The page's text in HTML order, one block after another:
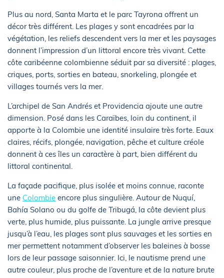
Plus au nord, Santa Marta et le parc Tayrona offrent un
décor très différent. Les plages y sont encadrées par la
végétation, les reliefs descendent vers la mer et les paysages
donnent l’impression d’un littoral encore très vivant. Cette
côte caribéenne colombienne séduit par sa diversité : plages,
criques, ports, sorties en bateau, snorkeling, plongée et
villages tournés vers la mer.
L’archipel de San Andrés et Providencia ajoute une autre
dimension. Posé dans les Caraïbes, loin du continent, il
apporte à la Colombie une identité insulaire très forte. Eaux
claires, récifs, plongée, navigation, pêche et culture créole
donnent à ces îles un caractère à part, bien différent du
littoral continental.
La façade pacifique, plus isolée et moins connue, raconte
une Colombie encore plus singulière. Autour de Nuquí,
Bahía Solano ou du golfe de Tribugá, la côte devient plus
verte, plus humide, plus puissante. La jungle arrive presque
jusqu’à l’eau, les plages sont plus sauvages et les sorties en
mer permettent notamment d’observer les baleines à bosse
lors de leur passage saisonnier. Ici, le nautisme prend une
autre couleur, plus proche de l’aventure et de la nature brute